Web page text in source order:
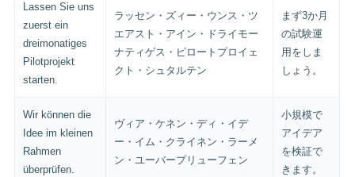
Lassen Sie uns
zuerst ein
dreimonatiges
Pilotprojekt
starten.
ラッセン・ズィー・ウンス・ツ
エアスト・アイン・ドライモー
ナティゲス・ピロートプロイェ
クト・シュタルテン
まず3か月
の試験運
用をしま
しょう。
Wir können die
Idee im kleinen
Rahmen
überprüfen.
ヴィア・ケネン・ディ・イデ
ー・イム・クライネン・ラーメ
ン・ユーバープリューフェン
小規模で
アイデア
を検証で
きます。